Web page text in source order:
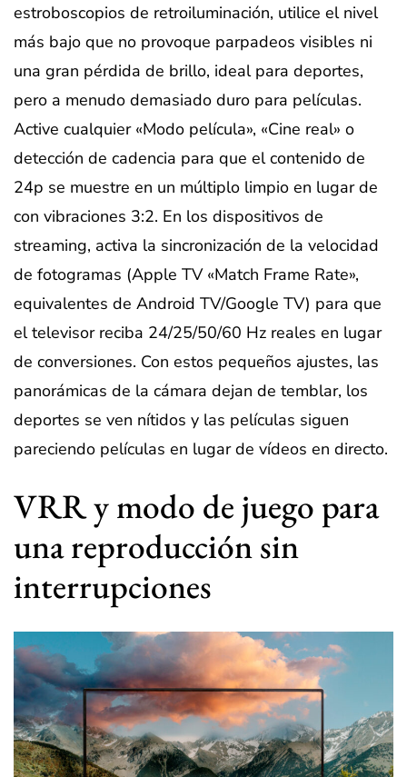
estroboscopios de retroiluminación, utilice el nivel
más bajo que no provoque parpadeos visibles ni
una gran pérdida de brillo, ideal para deportes,
pero a menudo demasiado duro para películas.
Active cualquier «Modo película», «Cine real» o
detección de cadencia para que el contenido de
24p se muestre en un múltiplo limpio en lugar de
con vibraciones 3:2. En los dispositivos de
streaming, activa la sincronización de la velocidad
de fotogramas (Apple TV «Match Frame Rate»,
equivalentes de Android TV/Google TV) para que
el televisor reciba 24/25/50/60 Hz reales en lugar
de conversiones. Con estos pequeños ajustes, las
panorámicas de la cámara dejan de temblar, los
deportes se ven nítidos y las películas siguen
pareciendo películas en lugar de vídeos en directo.
VRR y modo de juego para
una reproducción sin
interrupciones